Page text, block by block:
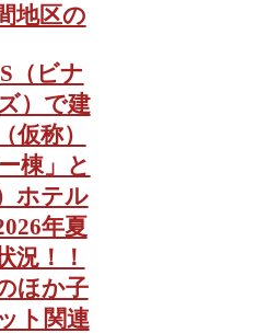
地区の
（ビナ
）で建
仮称）
棟」と
ホテル
年夏
況！！
ほか子
ト関連